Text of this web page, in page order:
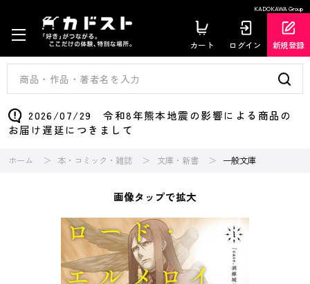
KADOKAWA Group
カート ログイン 新規登録
2026/07/29 令和8年熊本地震の影響による商品の
お届け遅延につきまして
ホーム 本・コミック・雑誌 文庫・新書 一般文庫
画像タップで拡大